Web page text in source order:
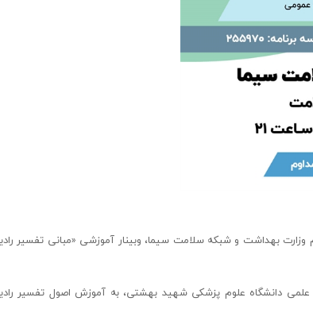
بهداشت و شبکه سلامت سیما، وبینار آموزشی «مبانی تفسیر
دانشگاه علوم پزشکی شهید بهشتی، به آموزش اصول تفسیر